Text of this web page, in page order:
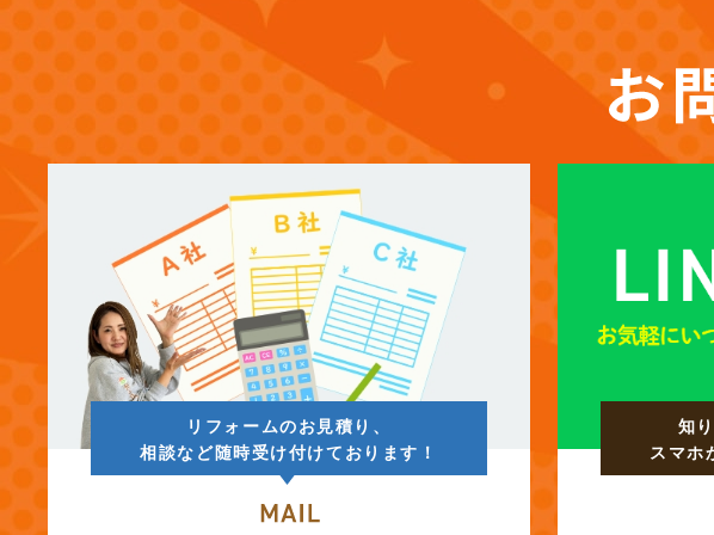
2024年10月 (15)
2024年9月 (17)
2024年8月 (14)
2024年6月 (14)
リフォームのお見積り、
相談など随時受け付けております！
知
スマホ